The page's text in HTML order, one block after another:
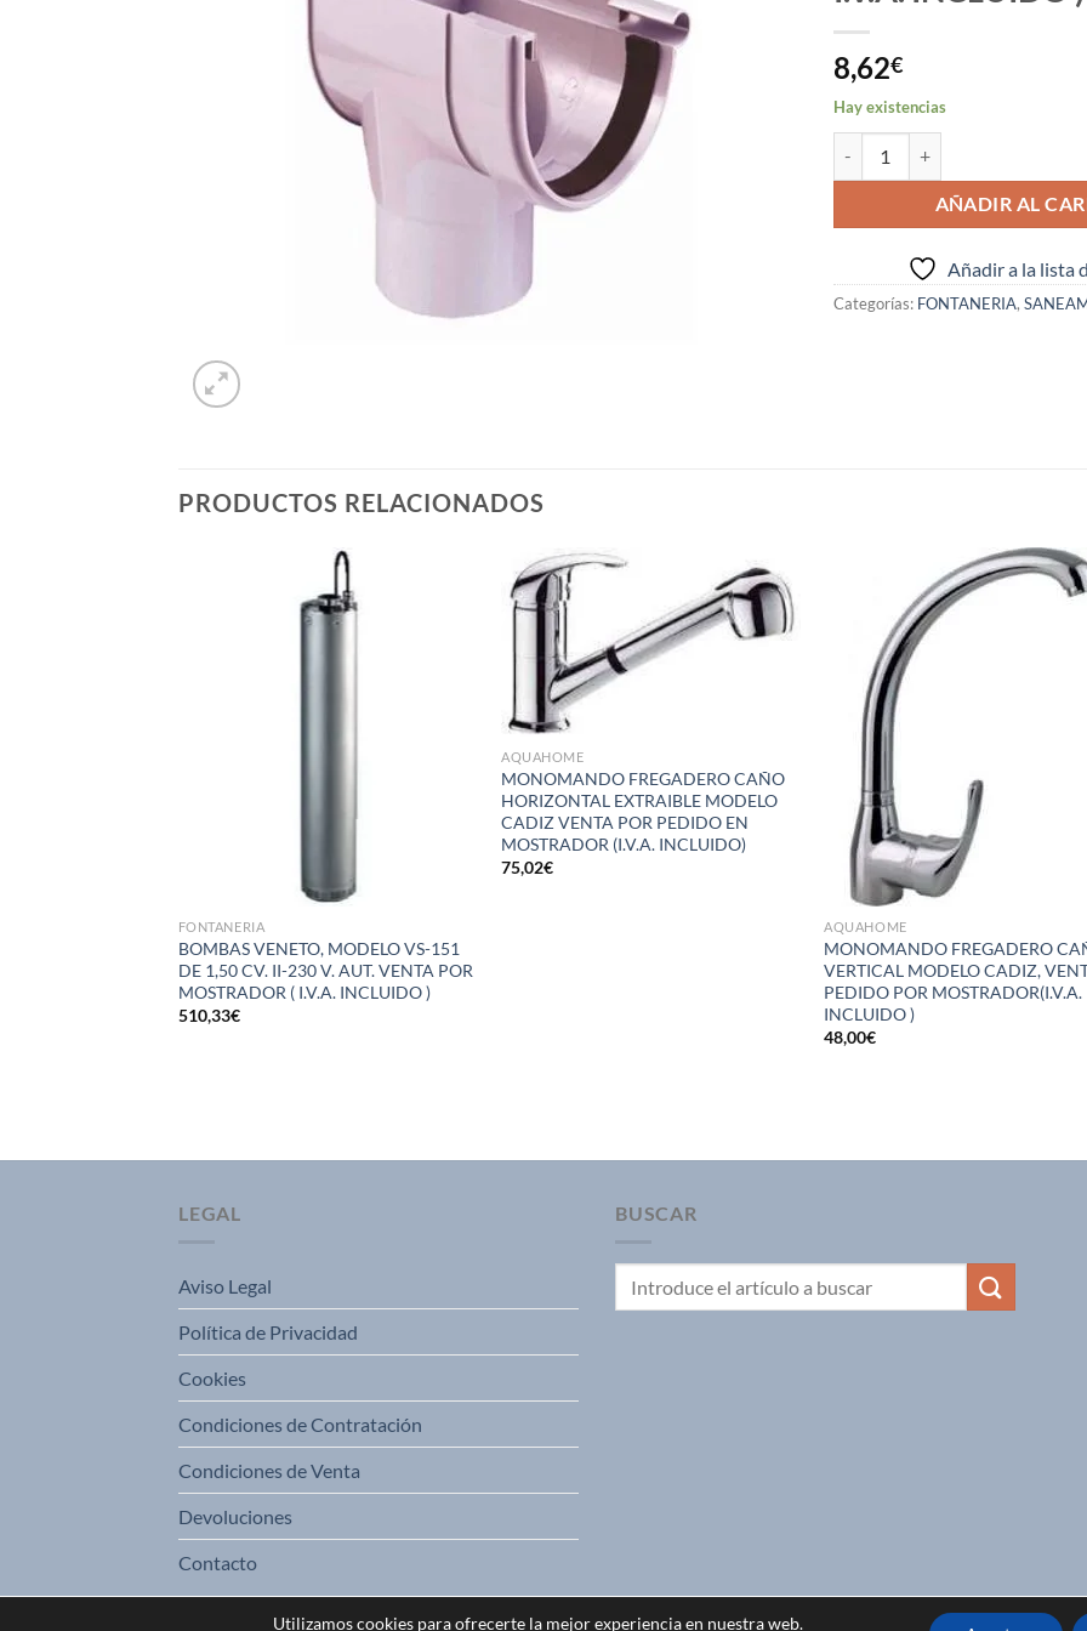
8,62€
Hay existencias
AÑADIR AL
Añadir a la lista
Categorías: FONTANERIA,
PRODUCTOS RELACIONADOS
FONTANERIA
BOMBAS VENETO, MODELO VS-151
DE 1,50 CV. II-230 V. AUT. VENTA POR
MOSTRADOR ( I.V.A. INCLUIDO )
510,33€
Añadir
a la
AQUAHOME
MONOMANDO FREGADERO CAÑO
HORIZONTAL EXTRAIBLE MODELO
CADIZ VENTA POR PEDIDO EN
MOSTRADOR (I.V.A. INCLUIDO)
75,02€
AQUAHOME
MONOMANDO FREGADERO
VERTICAL MODELO CADIZ,
PEDIDO POR MOSTRADOR(I.V.A.
INCLUIDO )
48,00€
LEGAL
Aviso Legal
Política de Privacidad
Cookies
Condiciones de Contratación
Condiciones de Venta
Devoluciones
Contacto
BUSCAR
Utilizamos cookies para ofrecerte la mejor experiencia en nuestra web.